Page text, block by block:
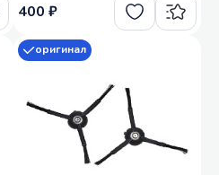
400 ₽
оригинал